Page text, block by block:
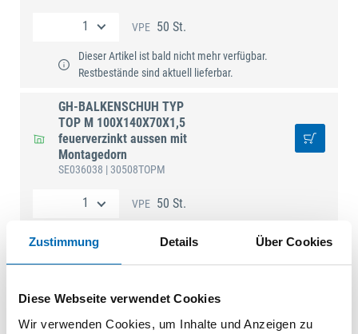
Zustimmung Details Über Cookies
Diese Webseite verwendet Cookies
Wir verwenden Cookies, um Inhalte und Anzeigen zu
VPE 50 St.
Dieser Artikel ist bald nicht mehr verfügbar.
Restbestände sind aktuell lieferbar.
GH-BALKENSCHUH TYP
TOP M 100X140X70X1,5
feuerverzinkt aussen mit
Montagedorn
SE036038 | 30508TOPM
VPE 50 St.
Dieser Artikel ist bald nicht mehr verfügbar.
Restbestände sind aktuell lieferbar.
TOP M 100X170X70X1,5